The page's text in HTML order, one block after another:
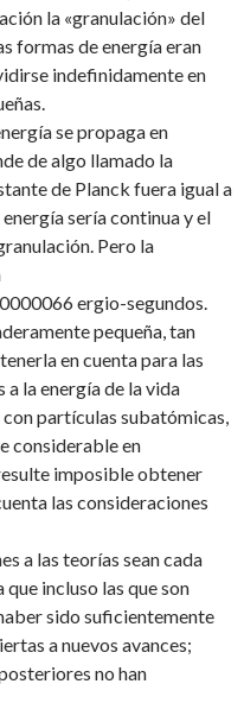
la «granulación» del
formas de energía eran
indefinidamente en
se propaga en
de algo llamado la
de Planck fuera igual a
sería continua y el
Pero la
ergio-segundos.
pequeña, tan
en cuenta para las
la energía de la vida
partículas subatómicas,
considerable en
imposible obtener
las consideraciones
a las teorías sean cada
incluso las que son
sido suficientemente
a nuevos avances;
no han